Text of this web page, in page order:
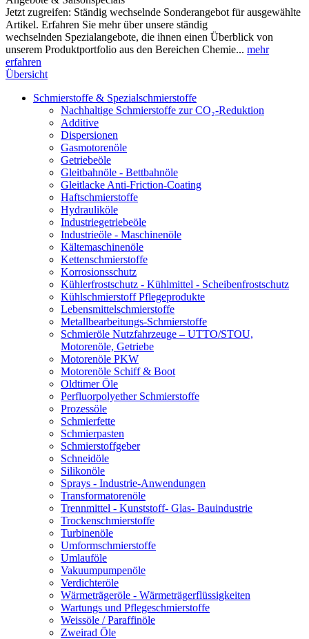
Jetzt zugreifen: Ständig wechselnde Sonderangebot für ausgewählte
Artikel. Erfahren Sie mehr über unsere ständig
wechselnden Spezialangebote, die ihnen einen Überblick von
unserem Produktportfolio aus den Bereichen Chemie... mehr
erfahren
Übersicht
Schmierstoffe & Spezialschmierstoffe
Nachhaltige Schmierstoffe zur CO₂-Reduktion
Additive
Dispersionen
Gasmotorenöle
Getriebeöle
Gleitbahnöle - Bettbahnöle
Gleitlacke Anti-Friction-Coating
Haftschmierstoffe
Hydrauliköle
Industriegetriebeöle
Industrieöle - Maschinenöle
Kältemaschinenöle
Kettenschmierstoffe
Korrosionsschutz
Kühlerfrostschutz - Kühlmittel - Scheibenfrostschutz
Kühlschmierstoff Pflegeprodukte
Lebensmittelschmierstoffe
Metallbearbeitungs-Schmierstoffe
Schmieröle Nutzfahrzeuge – UTTO/STOU,
Motorenöle, Getriebe
Motorenöle PKW
Motorenöle Schiff & Boot
Oldtimer Öle
Perfluorpolyether Schmierstoffe
Prozessöle
Schmierfette
Schmierpasten
Schmierstoffgeber
Schneidöle
Silikonöle
Sprays - Industrie-Anwendungen
Transformatorenöle
Trennmittel - Kunststoff- Glas- Bauindustrie
Trockenschmierstoffe
Turbinenöle
Umformschmierstoffe
Umlauföle
Vakuumpumpenöle
Verdichteröle
Wärmeträgeröle - Wärmeträgerflüssigkeiten
Wartungs und Pflegeschmierstoffe
Weissöle / Paraffinöle
Zweirad Öle